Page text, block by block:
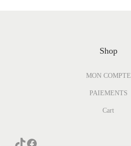
Shop
MON COMPTE
PAIEMENTS
Cart